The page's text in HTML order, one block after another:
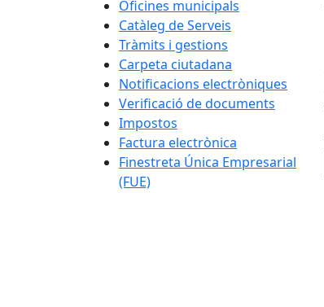
Oficines municipals
Catàleg de Serveis
Tràmits i gestions
Carpeta ciutadana
Notificacions electròniques
Verificació de documents
Impostos
Factura electrònica
Finestreta Única Empresarial
(FUE)